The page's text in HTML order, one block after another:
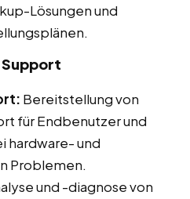
Lösungen und
Bereitstellung von
für Endbenutzer und
hardware- und
Problemen.
und -diagnose von